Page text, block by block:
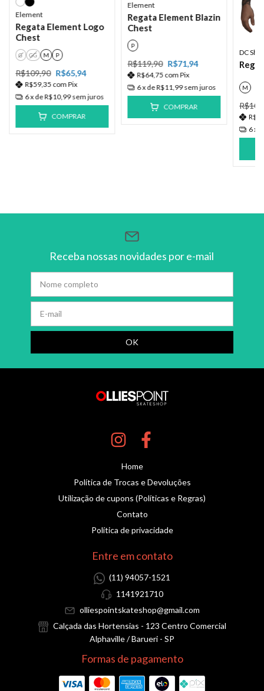
Element
Regata Element Logo
Chest
G GG M P
R$109,90 R$65,94
R$59,35 com Pix
6x deR$10,99 sem juros
COMPRAR
Element
Regata Element Blazin
Chest
P
R$119,90 R$71,94
R$64,75 com Pix
6x deR$11,99sem juros
COMPRAR
DC
M
6x
Receba nossas novidades por e-mail
Home
Política de Trocas e Devoluções
Utilização de cupons (Políticas e Regras)
Contato
Política de privacidade
Entre em contato
(11) 94057-1521
1141921710
olliespointskateshop@gmail.com
Calçada das Hortensias - 123 Centro Comercial
Alphaville / Barueri - SP
Formas de pagamento